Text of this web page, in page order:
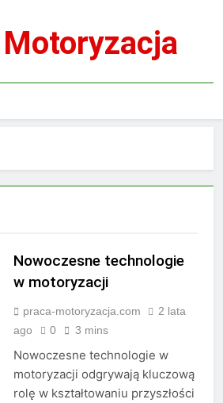
Nowoczesne technologie
w motoryzacji
praca-motoryzacja.com
2 lata
ago
0 3 mins
Nowoczesne technologie w
motoryzacji odgrywają kluczową
rolę w kształtowaniu przyszłości